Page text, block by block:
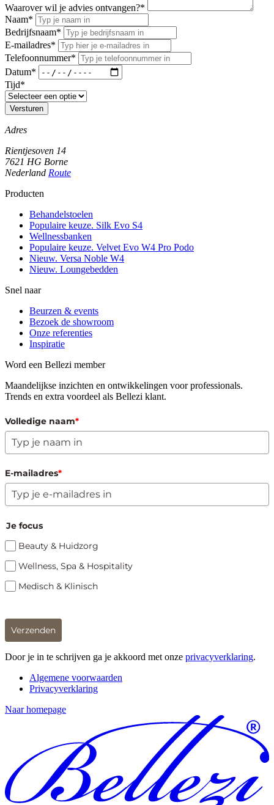
Waarover wil je advies ontvangen?*
Naam*
Bedrijfsnaam*
E-mailadres*
Telefoonnummer*
Datum*
Tijd*
Versturen
Adres
Rientjesoven 14
7621 HG Borne
Nederland Route
Producten
Behandelstoelen
Populaire keuze. Silk Evo S4
Wellnessbanken
Populaire keuze. Velvet Evo W4 Pro Podo
Nieuw. Versa Noble W4
Nieuw. Loungebedden
Snel naar
Beurzen & events
Bezoek de showroom
Onze referenties
Inspiratie
Word een Bellezi member
Maandelijkse inzichten en ontwikkelingen voor professionals.
Trends en extra voordeel als Bellezi klant.
Volledige naam*
E-mailadres*
Je focus
Beauty & Huidzorg
Wellness, Spa & Hospitality
Medisch & Klinisch
Verzenden
Door je in te schrijven ga je akkoord met onze privacyverklaring.
Algemene voorwaarden
Privacyverklaring
Naar homepage